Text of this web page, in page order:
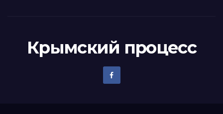
Крымский процесс